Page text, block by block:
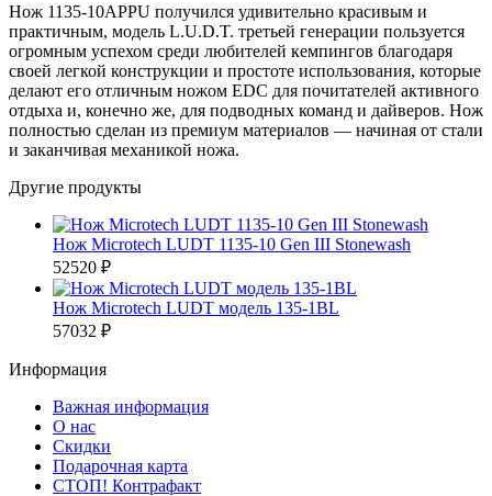
Нож 1135-10APPU получился удивительно красивым и
практичным, модель L.U.D.T. третьей генерации пользуется
огромным успехом среди любителей кемпингов благодаря
своей легкой конструкции и простоте использования, которые
делают его отличным ножом EDC для почитателей активного
отдыха и, конечно же, для подводных команд и дайверов. Нож
полностью сделан из премиум материалов — начиная от стали
и заканчивая механикой ножа.
Другие продукты
Нож Microtech LUDT 1135-10 Gen III Stonewash
52520 ₽
Нож Microtech LUDT модель 135-1BL
57032 ₽
Информация
Важная информация
О нас
Скидки
Подарочная карта
СТОП! Контрафакт